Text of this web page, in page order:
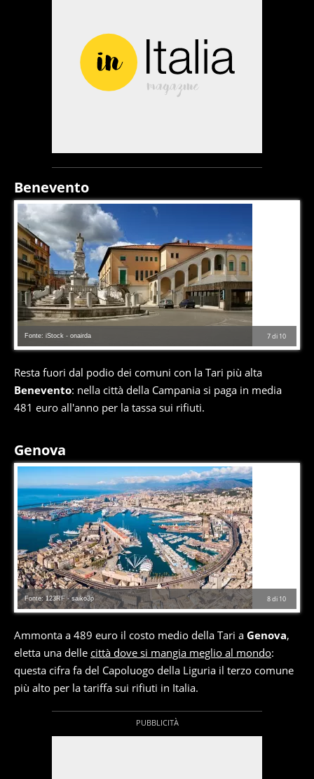
Benevento
7di 10
Fonte: iStock - onairda
Resta fuori dal podio dei comuni con la Tari più alta
Benevento: nella città della Campania si paga in media
481 euro all'anno per la tassa sui rifiuti.
Genova
8di 10
Fonte: 123RF - saiko3p
Ammonta a 489 euro il costo medio della Tari a Genova,
eletta una delle città dove si mangia meglio al mondo:
questa cifra fa del Capoluogo della Liguria il terzo comune
più alto per la tariffa sui rifiuti in Italia.